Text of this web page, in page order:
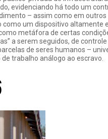
evidenciando há todo um
– assim como em outros
como um dispositivo altamente
metáfora de certas
a serem seguidos, de
de seres humanos –
trabalho análogo ao escravo.